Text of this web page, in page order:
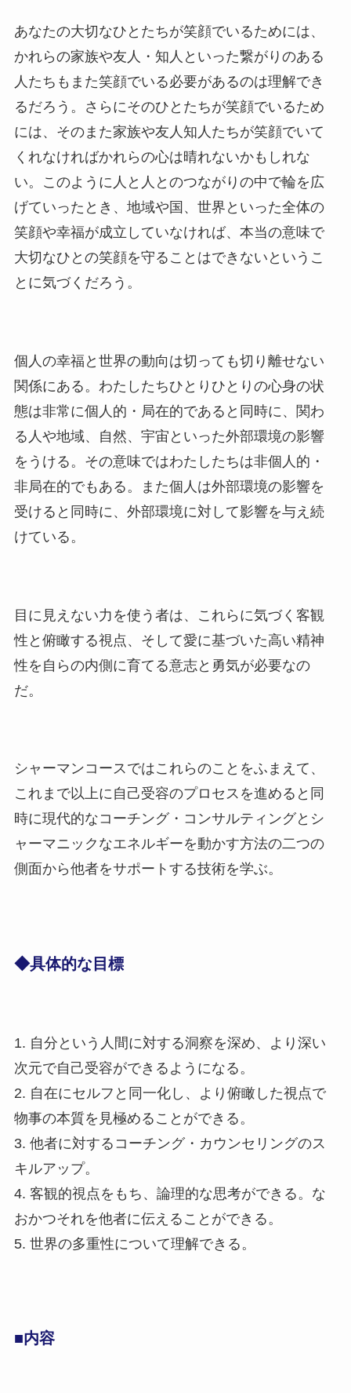
あなたの大切なひとたちが笑顔でいるためには、
かれらの家族や友人・知人といった繋がりのある
人たちもまた笑顔でいる必要があるのは理解でき
るだろう。さらにそのひとたちが笑顔でいるため
には、そのまた家族や友人知人たちが笑顔でいて
くれなければかれらの心は晴れないかもしれな
い。このように人と人とのつながりの中で輪を広
げていったとき、地域や国、世界といった全体の
笑顔や幸福が成立していなければ、本当の意味で
大切なひとの笑顔を守ることはできないというこ
とに気づくだろう。
個人の幸福と世界の動向は切っても切り離せない
関係にある。わたしたちひとりひとりの心身の状
態は非常に個人的・局在的であると同時に、関わ
る人や地域、自然、宇宙といった外部環境の影響
をうける。その意味ではわたしたちは非個人的・
非局在的でもある。また個人は外部環境の影響を
受けると同時に、外部環境に対して影響を与え続
けている。
目に見えない力を使う者は、これらに気づく客観
性と俯瞰する視点、そして愛に基づいた高い精神
性を自らの内側に育てる意志と勇気が必要なの
だ。
シャーマンコースではこれらのことをふまえて、
これまで以上に自己受容のプロセスを進めると同
時に現代的なコーチング・コンサルティングとシ
ャーマニックなエネルギーを動かす方法の二つの
側面から他者をサポートする技術を学ぶ。
◆具体的な目標
1. 自分という人間に対する洞察を深め、より深い
次元で自己受容ができるようになる。
2. 自在にセルフと同一化し、より俯瞰した視点で
物事の本質を見極めることができる。
3. 他者に対するコーチング・カウンセリングのス
キルアップ。
4. 客観的視点をもち、論理的な思考ができる。な
おかつそれを他者に伝えることができる。
5. 世界の多重性について理解できる。
■内容